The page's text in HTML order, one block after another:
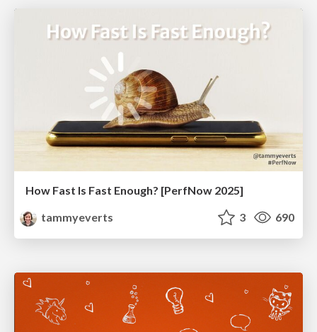
How Fast Is Fast Enough? [PerfNow 2025]
tammyeverts
3 690